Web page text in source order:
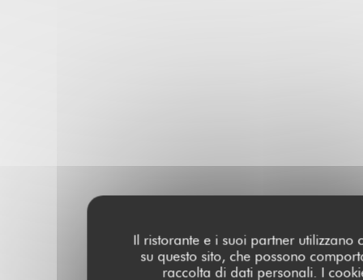
Il ristorante e i suoi partner utilizzano
su questo sito, che possono
raccolta di dati personali. I